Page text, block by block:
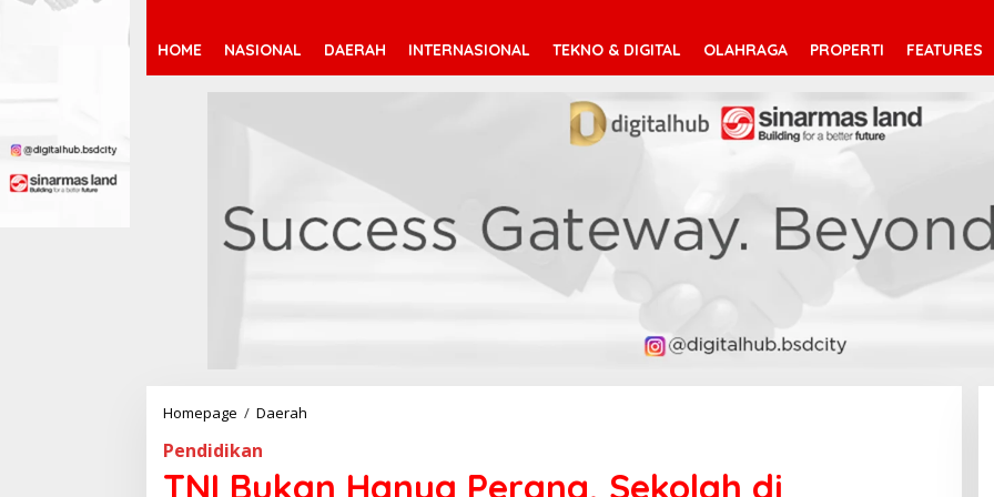
HOME NASIONAL DAERAH INTERNASIONAL TEKNO & DIGITAL OLAHRAGA PROPERTI FEATURES
Homepage / Daerah
u
Pendidikan
TNI Bukan Hanya Perang, Sekolah di